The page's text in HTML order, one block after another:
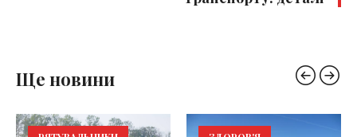
Ще новини